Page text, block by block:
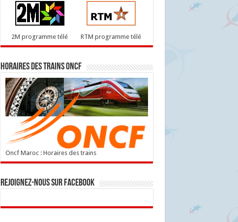
2M programme télé RTM programme télé
Horaires des trains ONCF
Oncf Maroc : Horaires des trains
Rejoignez-nous sur Facebook